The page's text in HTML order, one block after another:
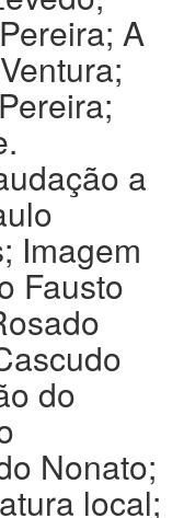
A
a
Imagem
Fausto
do
Nonato;
local;